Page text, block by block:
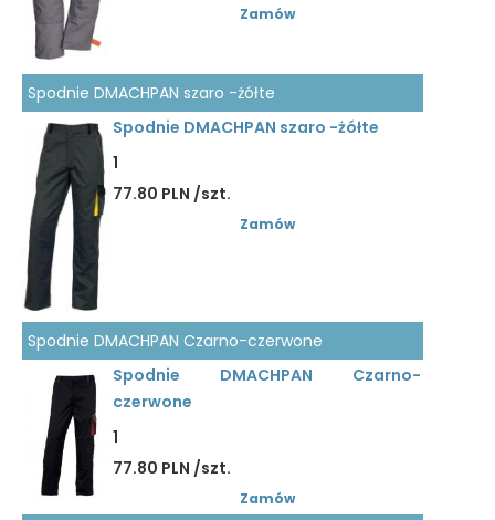
Zamów
Spodnie DMACHPAN szaro -żółte
Spodnie DMACHPAN szaro -żółte
1
77.80 PLN /szt.
Zamów
Spodnie DMACHPAN Czarno-czerwone
Spodnie DMACHPAN Czarno-
czerwone
1
77.80 PLN /szt.
Zamów